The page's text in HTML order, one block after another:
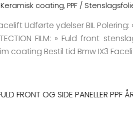
Keramisk coating, PPF /
Udførte ydelser BIL
FILM: » Fuld front
coating Bestil tid Bmw IX3